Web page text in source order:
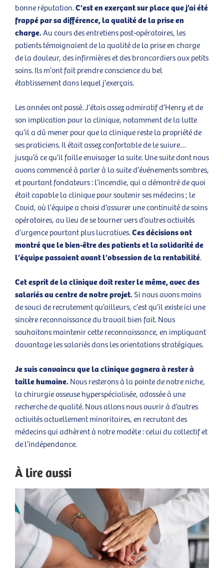
bonne réputation.C’est en exerçant sur place que j’ai été
frappé par sa différence, la qualité de la prise en
charge.Au cours des entretiens post-opératoires, les
patients témoignaient de la qualité de la prise en charge
de la douleur, des infirmières et des brancardiers aux petits
soins. Ils m’ont fait prendre conscience du bel
établissement dans lequel j’exerçais.
Les années ont passé. J’étais assez admiratif d’Henry et de
son implication pour la clinique, notamment de la lutte
qu’il a dû mener pour que la clinique reste la propriété de
ses praticiens. Il était assez confortable de le suivre…
jusqu’à ce qu’il faille envisager la suite. Une suite dont nous
avons commencé à parler à la suite d’événements sombres,
et pourtant fondateurs : l’incendie, qui a démontré de quoi
était capable la clinique pour soutenir ses médecins ; le
Covid, où l’équipe a choisi d’assurer une continuité de soins
opératoires, au lieu de se tourner vers d’autres activités
d’urgence pourtant plus lucratives.Ces décisions ont
montré que le bien-être des patients et la solidarité de
l’équipe passaient avant l’obsession de la rentabilité.
Cet esprit de la clinique doit rester le même, avec des
salariés au centre de notre projet. Si nous avons moins
de souci de recrutement qu’ailleurs, c’est qu’il existe ici une
sincère reconnaissance du travail bien fait. Nous
souhaitons maintenir cette reconnaissance, en impliquant
davantage les salariés dans les orientations stratégiques.
Je suis convaincu que la clinique gagnera à rester à
taille humaine. Nous resterons à la pointe de notre niche,
la chirurgie osseuse hyperspécialisée, adossée à une
recherche de qualité. Nous allons nous ouvrir à d’autres
activités actuellement minoritaires, en recrutant des
médecins qui adhèrent à notre modèle : celui du collectif et
de l’indépendance.
À lire aussi